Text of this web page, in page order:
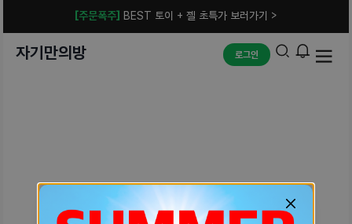
[주문폭주] BEST 토이 + 젤 초특가 보러가기 >
자기만의방 로그인